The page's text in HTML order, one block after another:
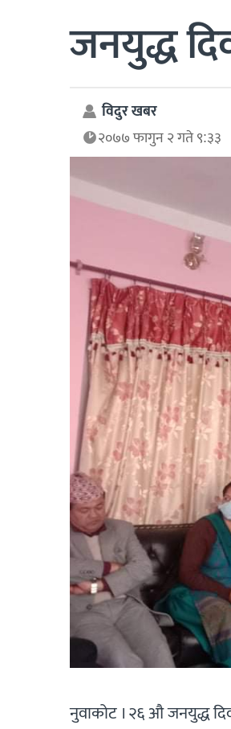
जनयुद्ध
विदुर खबर
२०७७ फागुन २ गते ९:३३
नुवाकोट । २६ औ जनयुद्ध